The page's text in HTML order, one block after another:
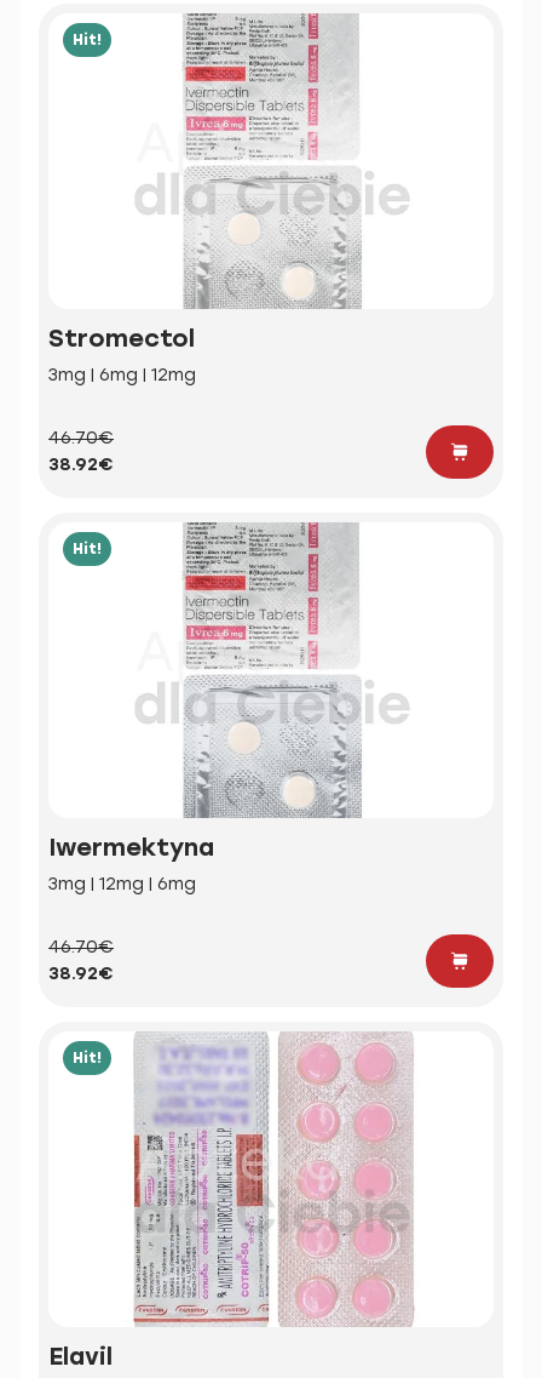
Hit!
Stromectol
3mg | 6mg | 12mg
46.70€
38.92€
Hit!
Iwermektyna
3mg | 12mg | 6mg
46.70€
38.92€
Hit!
Elavil